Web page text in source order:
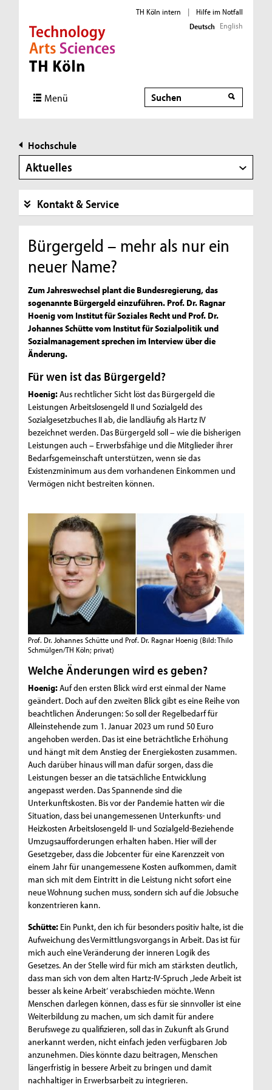
Direkt zur Hauptnavigation
Direkt zur Subnavigation
Direkt zum Inhalt
Direkt zum Fußbereich
TH Köln intern |
Hilfe im Notfall
Deutsch English
Menü Suche
Hochschule
Aktuelles
Kontakt & Service
Bürgergeld – mehr als nur ein
neuer Name?
Zum Jahreswechsel plant die Bundesregierung, das
sogenannte Bürgergeld einzuführen. Prof. Dr. Ragnar
Hoenig vom Institut für Soziales Recht und Prof. Dr.
Johannes Schütte vom Institut für Sozialpolitik und
Sozialmanagement sprechen im Interview über die
Änderung.
Für wen ist das Bürgergeld?
Hoenig:Aus rechtlicher Sicht löst das Bürgergeld die
Leistungen Arbeitslosengeld II und Sozialgeld des
Sozialgesetzbuches II ab, die landläufig als Hartz IV
bezeichnet werden. Das Bürgergeld soll – wie die bisherigen
Leistungen auch – Erwerbsfähige und die Mitglieder ihrer
Bedarfsgemeinschaft unterstützen, wenn sie das
Existenzminimum aus dem vorhandenen Einkommen und
Vermögen nicht bestreiten können.
Prof. Dr. Johannes Schütte und Prof. Dr. Ragnar Hoenig (Bild: Thilo
Schmülgen/TH Köln; privat)
Welche Änderungen wird es geben?
Hoenig:Auf den ersten Blick wird erst einmal der Name
geändert. Doch auf den zweiten Blick gibt es eine Reihe von
beachtlichen Änderungen: So soll der Regelbedarf für
Alleinstehende zum 1. Januar 2023 um rund 50 Euro
angehoben werden. Das ist eine beträchtliche Erhöhung
und hängt mit dem Anstieg der Energiekosten zusammen.
Auch darüber hinaus will man dafür sorgen, dass die
Leistungen besser an die tatsächliche Entwicklung
angepasst werden. Das Spannende sind die
Unterkunftskosten. Bis vor der Pandemie hatten wir die
Situation, dass bei unangemessenen Unterkunfts- und
Heizkosten Arbeitslosengeld II- und Sozialgeld-Beziehende
Umzugsaufforderungen erhalten haben. Hier will der
Gesetzgeber, dass die Jobcenter für eine Karenzzeit von
einem Jahr für unangemessene Kosten aufkommen, damit
man sich mit dem Eintritt in die Leistung nicht sofort eine
neue Wohnung suchen muss, sondern sich auf die Jobsuche
konzentrieren kann.
Schütte: Ein Punkt, den ich für besonders positiv halte, ist die
Aufweichung des Vermittlungsvorgangs in Arbeit. Das ist für
mich auch eine Veränderung der inneren Logik des
Gesetzes. An der Stelle wird für mich am stärksten deutlich,
dass man sich von dem alten Hartz-IV-Spruch ,Jede Arbeit ist
besser als keine Arbeit‘ verabschieden möchte. Wenn
Menschen darlegen können, dass es für sie sinnvoller ist eine
Weiterbildung zu machen, um sich damit für andere
Berufswege zu qualifizieren, soll das in Zukunft als Grund
anerkannt werden, nicht einfach jeden verfügbaren Job
anzunehmen. Dies könnte dazu beitragen, Menschen
längerfristig in bessere Arbeit zu bringen und damit
nachhaltiger in Erwerbsarbeit zu integrieren.